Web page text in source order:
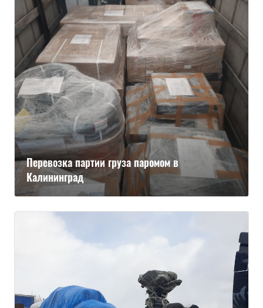
Перевозка партии груза паромом в
Калининград